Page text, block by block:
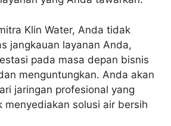
Klin Water, Anda tidak
jangkauan layanan Anda,
pada masa depan bisnis
menguntungkan. Anda akan
jaringan profesional yang
menyediakan solusi air bersih